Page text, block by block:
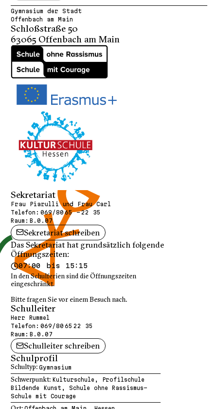
Gymnasium der Stadt
Offenbach am Main
Schloßstraße 50
63065 Offenbach am Main
Sekretariat
Frau Piarulli und Frau Carl
Telefon: 069/80 65 - 22 35
Raum: B.0.07
Sekretariat schreiben
Das Sekretariat hat grundsätzlich folgende
Öffnungszeiten:
07:00 bis 15:15
In den Schulferien sind die Öffnungszeiten
eingeschränkt.
Bitte fragen Sie vor einem Besuch nach.
Schulleiter
Herr Rummel
Telefon: 069/80 65 22 35
Raum: B.0.07
Schulleiter schreiben
Schulprofil
Schultyp: Gymnasium
Schwerpunkt: Kulturschule, Profilschule
Bildende Kunst, Schule ohne Rassismus-
Schule mit Courage